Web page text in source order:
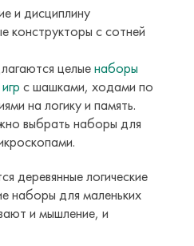
и дисциплину
конструкторы с сотней
целыенаборы
с шашками, ходами по
на логику и память.
выбрать наборы для
деревянные логические
наборы для маленьких
и мышление, и